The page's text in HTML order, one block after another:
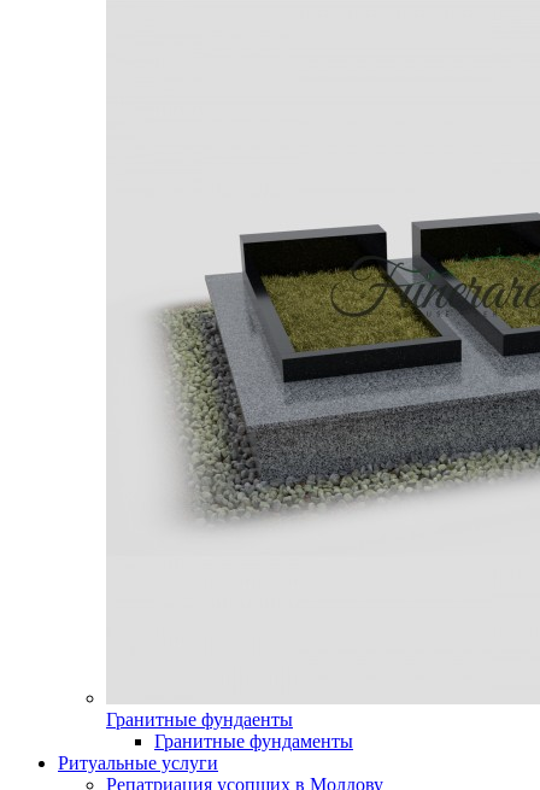
Гранитные фундаенты
Гранитные фундаменты
Ритуальные услуги
Репатриация усопших в Молдову